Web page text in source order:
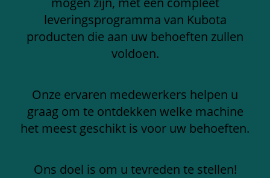
leveringsprogramma van Kubota
producten die aan uw behoeften zullen
voldoen.
Onze ervaren medewerkers helpen u
graag om te ontdekken welke machine
het meest geschikt is voor uw behoeften.
Ons doel is om u tevreden te stellen!